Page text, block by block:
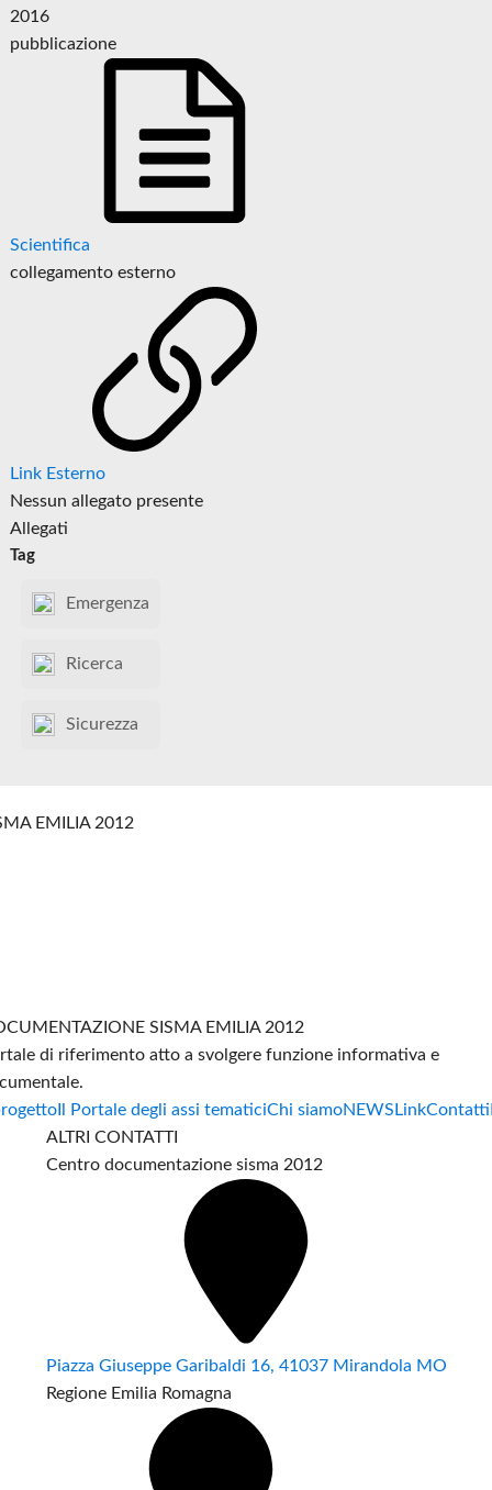
2016
pubblicazione
Scientifica
collegamento esterno
Link Esterno
Nessun allegato presente
Allegati
Tag
Emergenza
Ricerca
Sicurezza
EMILIA 2012
SISMA EMILIA 2012
di riferimento atto a svolgere funzione informativa e
Il Portale degli assi tematiciChi siamoNEWS LinkContatti
ALTRI CONTATTI
Centro documentazione sisma 2012
Piazza Giuseppe Garibaldi 16, 41037 Mirandola MO
Regione Emilia Romagna